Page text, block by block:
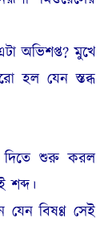
অভিশপ্ত? মুখে
হল যেন স্তব্ধ
দিতে শুরু করল
শব্দ।
বিষণ্ণ সেই